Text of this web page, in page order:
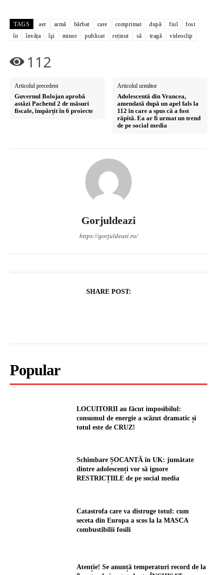
TAGS aer armă bărbat care comprimat după fiul
fost
în
învăța îşi minor publicat reținut să tragă videoclip
112
Articolul precedent
Guvernul Bolojan aprobă
astăzi Pachetul 2 de măsuri
fiscale, împărțit în 6 proiecte
Articolul următor
Adolescentă din Vrancea,
amendată după un apel fals la
112 în care a spus că a fost
răpită. Ea ar fi urmat un trend
de pe social media
Gorjuldeazi
https://gorjuldeazi.ro/
SHARE POST:
Popular
LOCUITORII au făcut imposibilul:
consumul de energie a scăzut dramatic și
totul este de CRUZ!
Schimbare ȘOCANTĂ în UK: jumătate
dintre adolescenți vor să ignore
RESTRICȚIILE de pe social media
Catastrofa care va distruge totul: cum
seceta din Europa a scos la la MASCA
combustibilii fosili
Atenție! Se anunță temperaturi record de la